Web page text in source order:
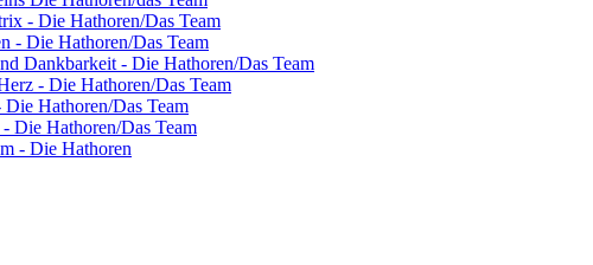
- Die Hathoren/Das Team
- Die Hathoren/Das Team
Dankbarkeit - Die Hathoren/Das Team
- Die Hathoren/Das Team
Hathoren/Das Team
Die Hathoren/Das Team
- Die Hathoren